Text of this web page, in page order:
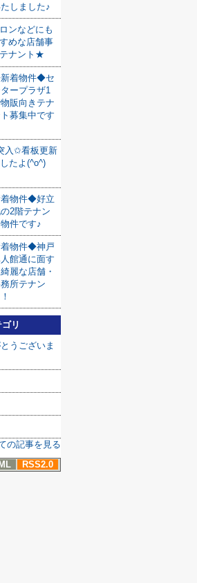
しました♪
ンなどにも
めな店舗事
ナント★
着物件◆セ
ープラザ1
販向きテナ
募集中です
入✩看板更新
たよ(^o^)
着物件◆好立
2階テナン
物件です♪
着物件◆神戸
館通に面す
麗な店舗・
所テナン
リ
うございま
の記事を見る
RSS2.0